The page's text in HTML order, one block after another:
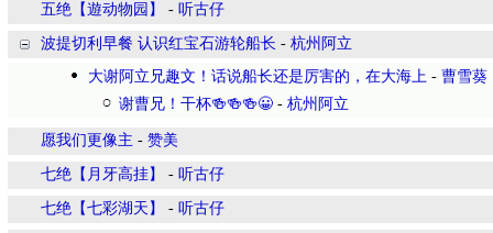
五绝【遊动物园】 - 听古仔
波提切利早餐 认识红宝石游轮船长 - 杭州阿立
大谢阿立兄趣文！话说船长还是厉害的，在大海上 - 曹雪葵
谢曹兄！干杯🍻🍻🍻😀 - 杭州阿立
愿我们更像主 - 赞美
七绝【月牙高挂】 - 听古仔
七绝【七彩湖天】 - 听古仔